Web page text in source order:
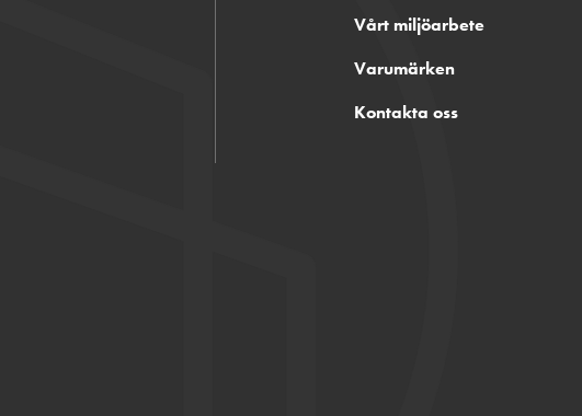
Vårt miljöarbete
Varumärken
Kontakta oss